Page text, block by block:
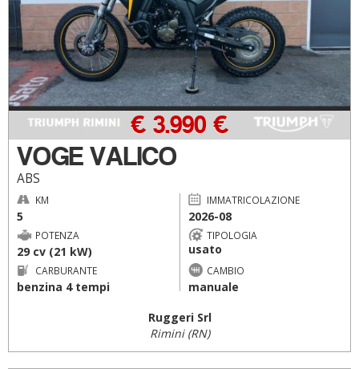
VOGE VALICO
ABS
€ 3.990 €
KM
5
IMMATRICOLAZIONE
2026-08
POTENZA
29 cv (21 kW)
TIPOLOGIA
usato
CARBURANTE
benzina 4 tempi
CAMBIO
manuale
Ruggeri Srl
Rimini (RN)